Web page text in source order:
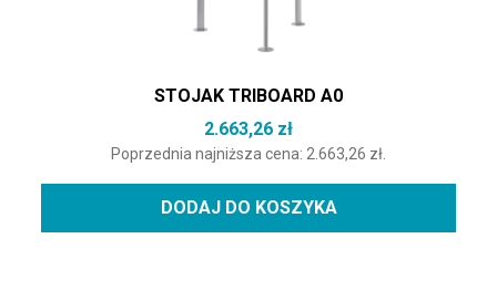
STOJAK TRIBOARD A0
2.663,26 zł
Poprzednia najniższa cena: 2.663,26 zł
DODAJ DO KOSZYKA